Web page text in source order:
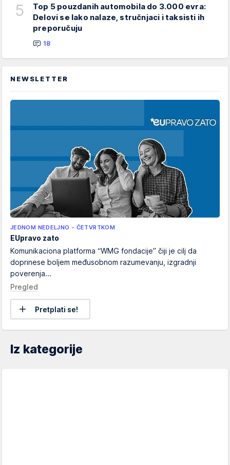
5
Top 5 pouzdanih automobila do 3.000 evra:
Delovi se lako nalaze, stručnjaci i taksisti ih
preporučuju
18
NEWSLETTER
JEDNOM NEDELJNO - ČETVRTKOM
EUpravo zato
Komunikaciona platforma “WMG fondacije” čiji je cilj da
doprinese boljem međusobnom razumevanju, izgradnji
poverenja...
Pregled
Pretplati se!
Iz kategorije